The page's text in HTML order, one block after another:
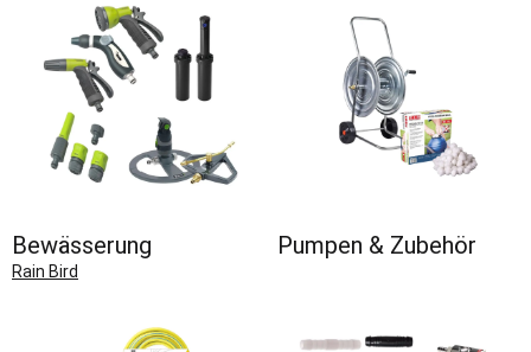
Bewässerung
Rain Bird
Pumpen & Zubehör